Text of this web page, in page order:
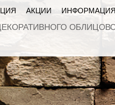
АКЦИИ ИНФОРМАЦИЯ